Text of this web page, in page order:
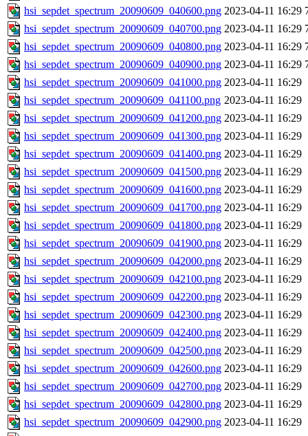
hsi_sepdet_spectrum_20090609_040600.png 2023-04-11 16:29
hsi_sepdet_spectrum_20090609_040700.png 2023-04-11 16:29
hsi_sepdet_spectrum_20090609_040800.png 2023-04-11 16:29
hsi_sepdet_spectrum_20090609_040900.png 2023-04-11 16:29
hsi_sepdet_spectrum_20090609_041000.png 2023-04-11 16:29
hsi_sepdet_spectrum_20090609_041100.png 2023-04-11 16:29
hsi_sepdet_spectrum_20090609_041200.png 2023-04-11 16:29
hsi_sepdet_spectrum_20090609_041300.png 2023-04-11 16:29
hsi_sepdet_spectrum_20090609_041400.png 2023-04-11 16:29
hsi_sepdet_spectrum_20090609_041500.png 2023-04-11 16:29
hsi_sepdet_spectrum_20090609_041600.png 2023-04-11 16:29
hsi_sepdet_spectrum_20090609_041700.png 2023-04-11 16:29
hsi_sepdet_spectrum_20090609_041800.png 2023-04-11 16:29
hsi_sepdet_spectrum_20090609_041900.png 2023-04-11 16:29
hsi_sepdet_spectrum_20090609_042000.png 2023-04-11 16:29
hsi_sepdet_spectrum_20090609_042100.png 2023-04-11 16:29
hsi_sepdet_spectrum_20090609_042200.png 2023-04-11 16:29
hsi_sepdet_spectrum_20090609_042300.png 2023-04-11 16:29
hsi_sepdet_spectrum_20090609_042400.png 2023-04-11 16:29
hsi_sepdet_spectrum_20090609_042500.png 2023-04-11 16:29
hsi_sepdet_spectrum_20090609_042600.png 2023-04-11 16:29
hsi_sepdet_spectrum_20090609_042700.png 2023-04-11 16:29
hsi_sepdet_spectrum_20090609_042800.png 2023-04-11 16:29
hsi_sepdet_spectrum_20090609_042900.png 2023-04-11 16:29